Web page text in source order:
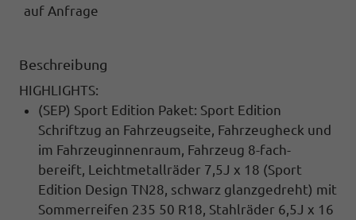
auf Anfrage
Beschreibung
HIGHLIGHTS:
(SEP) Sport Edition Paket: Sport Edition
Schriftzug an Fahrzeugseite, Fahrzeugheck und
im Fahrzeuginnenraum, Fahrzeug 8-fach-
bereift, Leichtmetallräder 7,5J x 18 (Sport
Edition Design TN28, schwarz glanzgedreht) mit
Sommerreifen 235 50 R18, Stahlräder 6,5J x 16